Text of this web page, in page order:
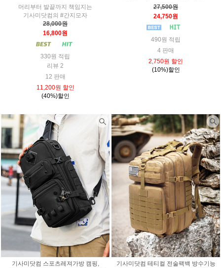
머리부터 발끝까지 책임지는
기사미닷컴의 #간지모자
28,000원
16,800원
330원 적립
리뷰 2
12 판매
11,200원 할인
(40%)할인
27,500원
24,750원
490원 적립
4 판매
2,750원 할인
(10%)할인
기사미닷컴 스포츠레져가방 캠핑,
기사미닷컴 테티컬 전술팩백 방수기능